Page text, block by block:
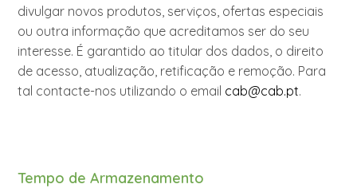
divulgar novos produtos, serviços, ofertas especiais
ou outra informação que acreditamos ser do seu
interesse. É garantido ao titular dos dados, o direito
de acesso, atualização, retificação e remoção. Para
tal contacte-nos utilizando o email cab@cab.pt.
Tempo de Armazenamento